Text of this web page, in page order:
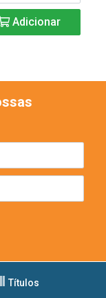
Adicionar
Títulos